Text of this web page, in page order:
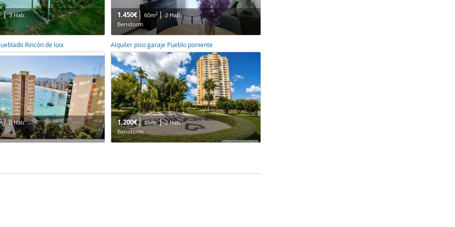
2 3 Hab. 1.450€ 60m2
2 Hab.
Benidorm
Rincón de loix
2 0 Hab.
Alquiler piso garaje Pueblo poniente
1.200€ 85m2
2 Hab.
Benidorm